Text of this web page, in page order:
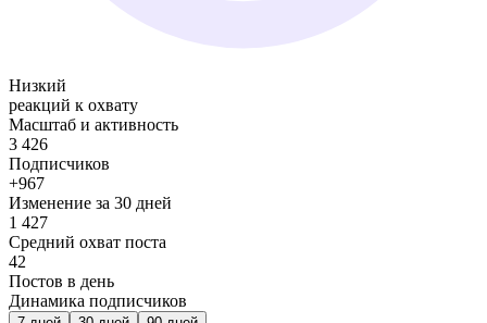
Низкий
реакций к охвату
Масштаб и активность
3 426
Подписчиков
+967
Изменение за 30 дней
1 427
Средний охват поста
42
Постов в день
Динамика подписчиков